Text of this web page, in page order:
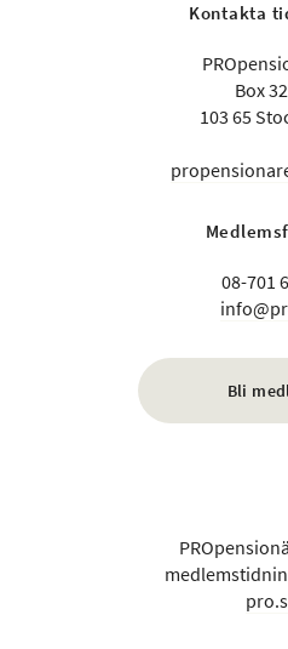
Kontakta
Box
103 65
08-701
Bli